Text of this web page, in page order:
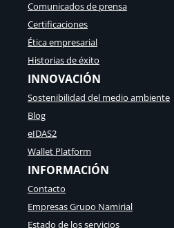
Comunicados de prensa
Certificaciones
Ética empresarial
Historias de éxito
INNOVACIÓN
Sostenibilidad del medio ambiente
Blog
eIDAS2
Wallet Platform
INFORMACIÓN
Contacto
Empresas Grupo Namirial
Estado de los servicios